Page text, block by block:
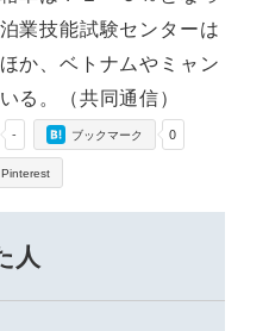
業技能試験センターは
か、ベトナムやミャン
る。（共同通信）
- 0
ブックマーク
Pinterest
人